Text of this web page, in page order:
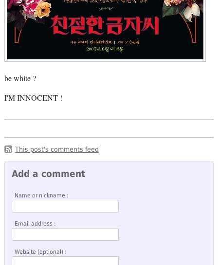
be white ?
I'M INNOCENT !
This post's comments feed
Add a comment
Name or nickname :
Email address :
Website (optional) :